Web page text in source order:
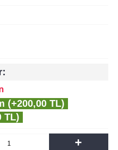
(+200,00 TL)
TL)
+